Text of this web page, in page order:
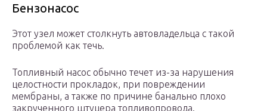
Бензонасос
Этот узел может столкнуть автовладельца с такой
проблемой как течь.
Топливный насос обычно течет из-за нарушения
целостности прокладок, при повреждении
мембраны, а также по причине банально плохо
закрученного штуцера топливопровода.